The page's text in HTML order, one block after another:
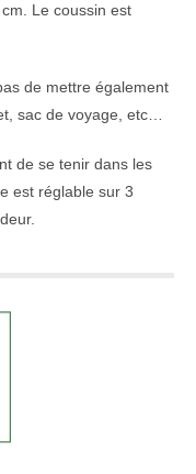
Le coussin est
de mettre également
sac de voyage, etc…
de se tenir dans les
est réglable sur 3